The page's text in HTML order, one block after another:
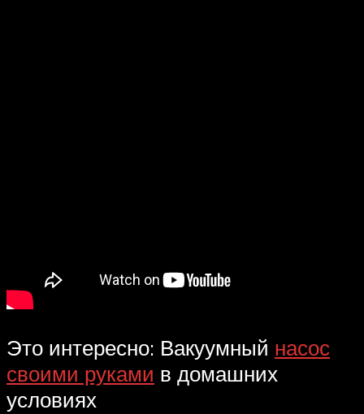
Это интересно: Вакуумный насос
своими руками в домашних
условиях